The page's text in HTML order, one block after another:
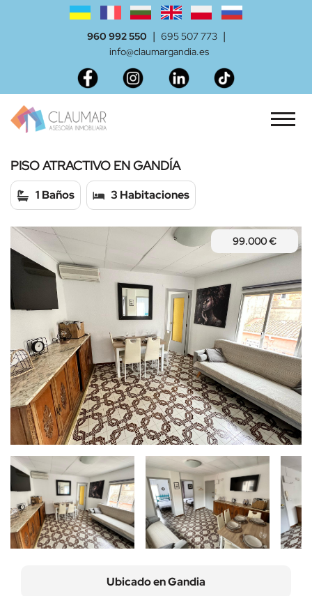
960 992 550 | 695 507 773 |
info@claumargandia.es
PISO ATRACTIVO EN GANDÍA
1 Baños 3 Habitaciones
99.000 €
Ubicado enGandia